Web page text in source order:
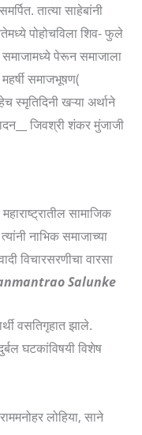
तात्या साहेबांनी
पोहोचविला शिव- फुले
पेरून समाजाला
समाजभूषण(
स्मृतिदिनी खऱ्या अर्थाने
जिवश्री शंकर मुंजाजी
सामाजिक
नाभिक समाजाच्या
विचारसरणीचा वारसा
Salunke
वसतिगृहात झाले.
घटकांविषयी विशेष
लोहिया, साने